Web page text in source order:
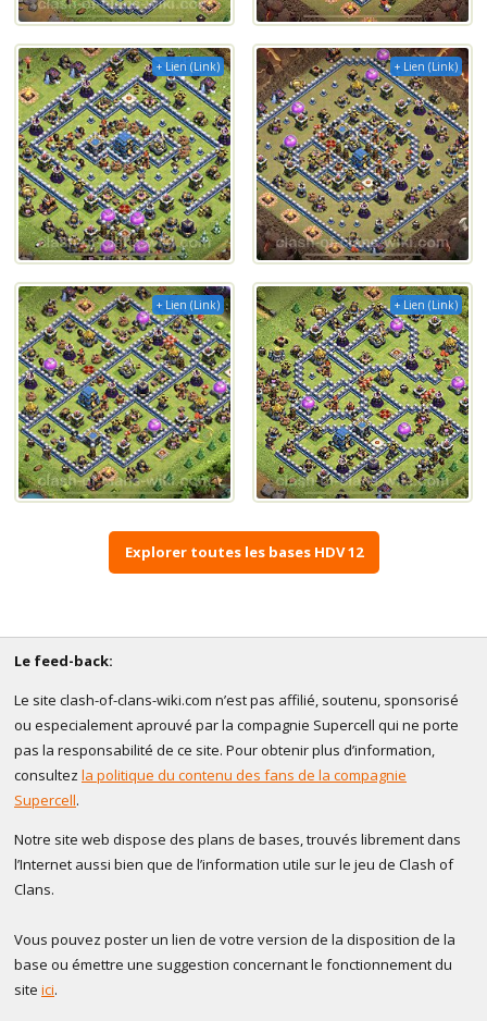
+ Lien (Link) + Lien (Link)
+ Lien (Link) + Lien (Link)
Explorer toutes les bases HDV 12
Le feed-back:
Le site clash-of-clans-wiki.com n’est pas affilié, soutenu, sponsorisé
ou especialement aprouvé par la compagnie Supercell qui ne porte
pas la responsabilité de ce site. Pour obtenir plus d’information,
consultez la politique du contenu des fans de la compagnie
Supercell.
Notre site web dispose des plans de bases, trouvés librement dans
l’Internet aussi bien que de l’information utile sur le jeu de Clash of
Clans.
Vous pouvez poster un lien de votre version de la disposition de la
base ou émettre une suggestion concernant le fonctionnement du
site ici.